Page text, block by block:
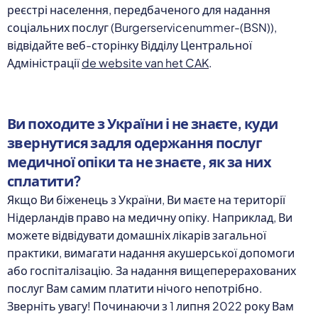
реєстрі населення, передбаченого для надання
соціальних послуг (Burgerservicenummer-(BSN)),
відвідайте веб-сторінку Відділу Центральної
Адміністраціїde website van het CAK.
Ви походите з України і не знаєте, куди
звернутися задля одержання послуг
медичної опіки та не знаєте, як за них
сплатити?
Якщо Ви біженець з України, Ви маєте на території
Нідерландів право на медичну опіку. Наприклад, Ви
можете відвідувати домашніх лікарів загальної
практики, вимагати надання акушерської допомоги
або госпіталізацію. За надання вищеперерахованих
послуг Вам самим платити нічого непотрібно.
Зверніть увагу! Починаючи з 1 липня 2022 року Вам